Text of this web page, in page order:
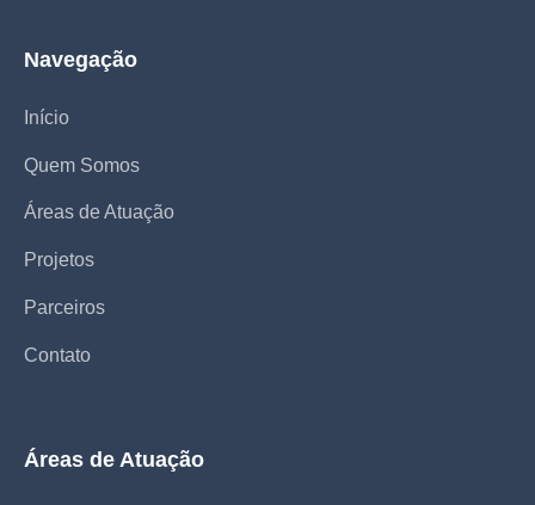
Navegação
Início
Quem Somos
Áreas de Atuação
Projetos
Parceiros
Contato
Áreas de Atuação